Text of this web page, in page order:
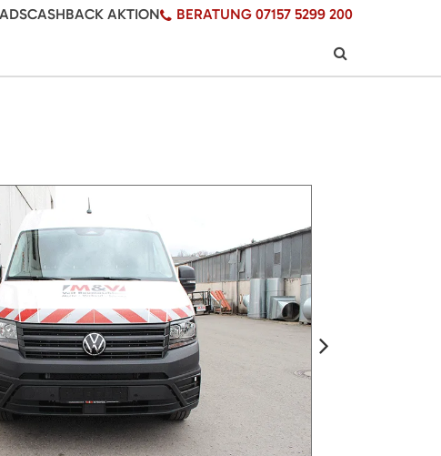
CASHBACK AKTION BERATUNG 07157 5299 200